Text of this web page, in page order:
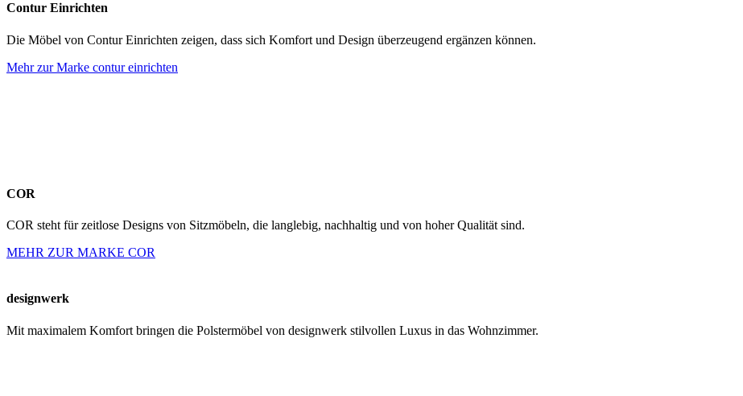
Contur Einrichten
Die Möbel von Contur Einrichten zeigen, dass sich Komfort und Design überzeugend ergänzen können.
Mehr zur Marke contur einrichten
COR
COR steht für zeitlose Designs von Sitzmöbeln, die langlebig, nachhaltig und von hoher Qualität sind.
MEHR ZUR MARKE COR
designwerk
Mit maximalem Komfort bringen die Polstermöbel von designwerk stilvollen Luxus in das Wohnzimmer.